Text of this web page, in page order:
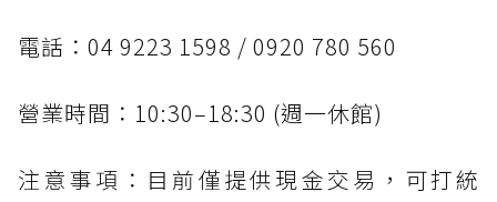
電話：04 9223 1598 / 0920 780 560
營業時間：10:30–18:30 (週一休館)
注意事項：目前僅提供現金交易，可打統